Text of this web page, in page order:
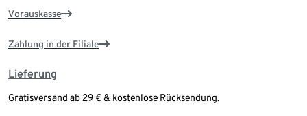
Vorauskasse
Zahlung in der Filiale
Lieferung
Gratisversand ab 29 € & kostenlose Rücksendung.